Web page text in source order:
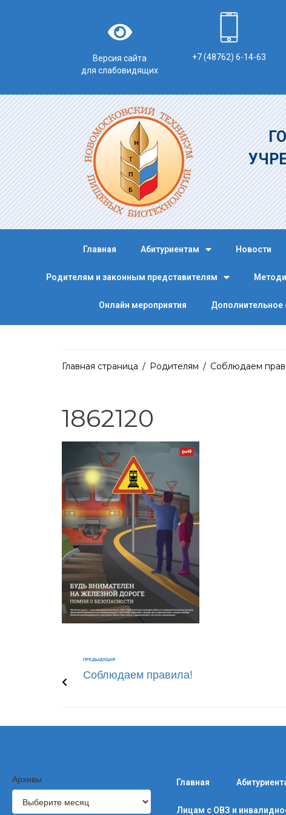
Версия сайта
для слабовидящих
+7 (48762) 6-14-63
Главная Абитуриентам Новости
Родителям и законным представителям
Онлайн мероприятия Дополнительное
Главная страница / Родителям / Соблюдаем
1862120
ПРЕДЫДУЩАЯ
Соблюдаем правила!
Архивы Главная
Лицам с ОВЗ и